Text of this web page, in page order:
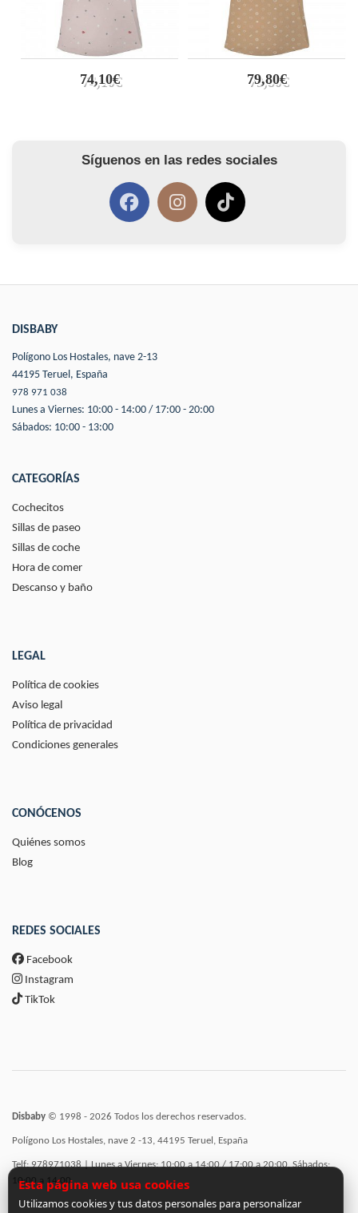
74,10€ 79,80€
Síguenos en las redes sociales
DISBABY
Polígono Los Hostales, nave 2-13
44195 Teruel, España
978 971 038
Lunes a Viernes: 10:00 - 14:00 / 17:00 - 20:00
Sábados: 10:00 - 13:00
CATEGORÍAS
Cochecitos
Sillas de paseo
Sillas de coche
Hora de comer
Descanso y baño
LEGAL
Política de cookies
Aviso legal
Política de privacidad
Condiciones generales
CONÓCENOS
Quiénes somos
Blog
REDES SOCIALES
Facebook
Instagram
TikTok
Disbaby © 1998 - 2026 Todos los derechos reservados.
Polígono Los Hostales, nave 2 -13, 44195 Teruel, España
Telf: 978971038 | Lunes a Viernes: 10:00 a 14:00 / 17:00 a 20:00, Sábados:
10:00 a 14:00
Esta página web usa cookies
Utilizamos cookies y tus datos personales para personalizar